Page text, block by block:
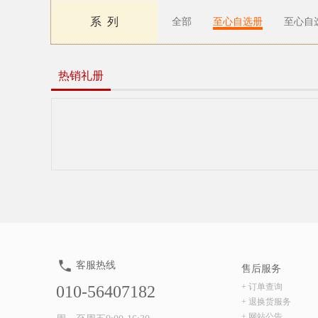
系 列 全部 至心自选册 至心自
热销礼册
客服热线
010-56407182
售后服务
+ 订单查询
+ 退换货服务